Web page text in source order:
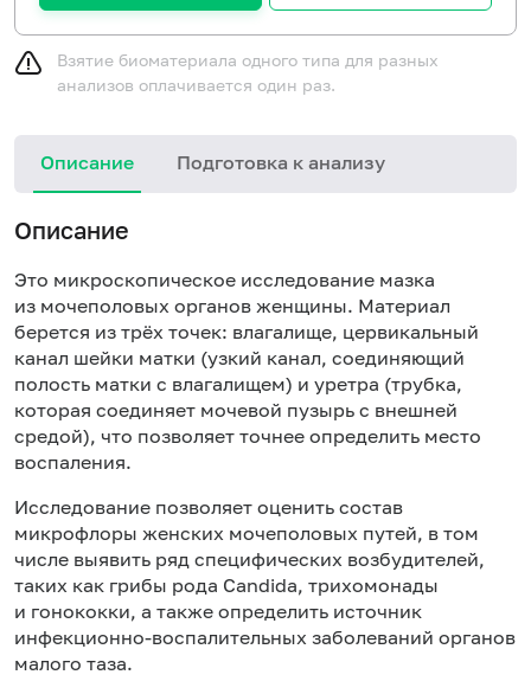
Взятие биоматериала одного типа для разных
анализов оплачивается один раз.
Описание Подготовка к анализу
Описание
Это микроскопическое исследование мазка
из мочеполовых органов женщины. Материал
берется из трёх точек: влагалище, цервикальный
канал шейки матки (узкий канал, соединяющий
полость матки с влагалищем) и уретра (трубка,
которая соединяет мочевой пузырь с внешней
средой), что позволяет точнее определить место
воспаления.
Исследование позволяет оценить состав
микрофлоры женских мочеполовых путей, в том
числе выявить ряд специфических возбудителей,
таких как грибы рода Candida, трихомонады
и гонококки, а также определить источник
инфекционно-воспалительных заболеваний органов
малого таза.